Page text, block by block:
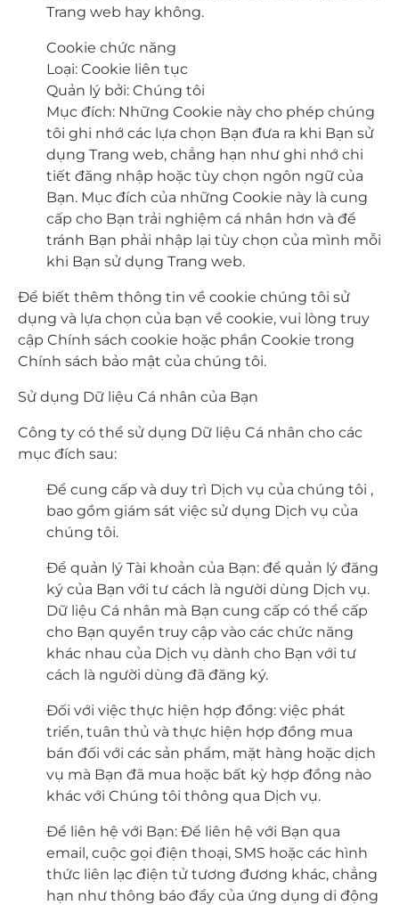
Trang web hay không.
Cookie chức năng
Loại: Cookie liên tục
Quản lý bởi: Chúng tôi
Mục đích: Những Cookie này cho phép chúng
tôi ghi nhớ các lựa chọn Bạn đưa ra khi Bạn sử
dụng Trang web, chẳng hạn như ghi nhớ chi
tiết đăng nhập hoặc tùy chọn ngôn ngữ của
Bạn. Mục đích của những Cookie này là cung
cấp cho Bạn trải nghiệm cá nhân hơn và để
tránh Bạn phải nhập lại tùy chọn của mình mỗi
khi Bạn sử dụng Trang web.
Để biết thêm thông tin về cookie chúng tôi sử
dụng và lựa chọn của bạn về cookie, vui lòng truy
cập Chính sách cookie hoặc phần Cookie trong
Chính sách bảo mật của chúng tôi.
Sử dụng Dữ liệu Cá nhân của Bạn
Công ty có thể sử dụng Dữ liệu Cá nhân cho các
mục đích sau:
Để cung cấp và duy trì Dịch vụ của chúng tôi ,
bao gồm giám sát việc sử dụng Dịch vụ của
chúng tôi.
Để quản lý Tài khoản của Bạn: để quản lý đăng
ký của Bạn với tư cách là người dùng Dịch vụ.
Dữ liệu Cá nhân mà Bạn cung cấp có thể cấp
cho Bạn quyền truy cập vào các chức năng
khác nhau của Dịch vụ dành cho Bạn với tư
cách là người dùng đã đăng ký.
Đối với việc thực hiện hợp đồng: việc phát
triển, tuân thủ và thực hiện hợp đồng mua
bán đối với các sản phẩm, mặt hàng hoặc dịch
vụ mà Bạn đã mua hoặc bất kỳ hợp đồng nào
khác với Chúng tôi thông qua Dịch vụ.
Để liên hệ với Bạn: Để liên hệ với Bạn qua
email, cuộc gọi điện thoại, SMS hoặc các hình
thức liên lạc điện tử tương đương khác, chẳng
hạn như thông báo đẩy của ứng dụng di động